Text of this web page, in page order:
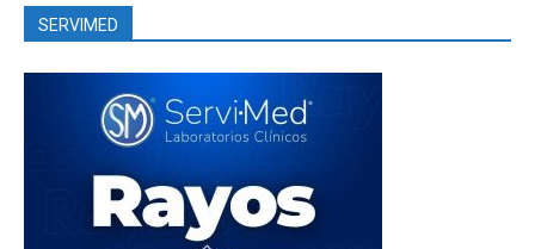
SERVIMED